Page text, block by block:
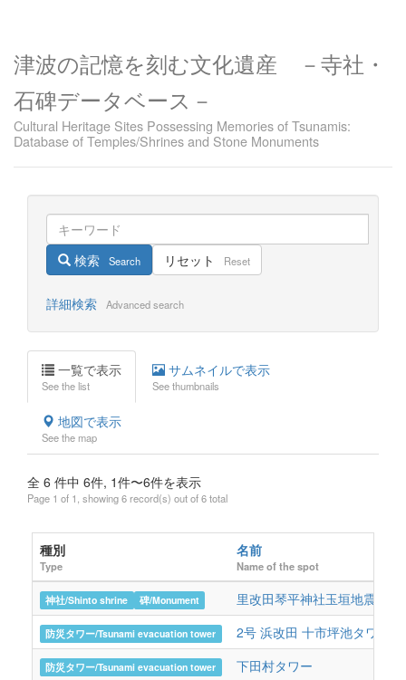
津波の記憶を刻む文化遺産 －寺社・
石碑データベース－
Cultural Heritage Sites Possessing Memories of Tsunamis:
Database of Temples/Shrines and Stone Monuments
検索 Search リセット Reset
詳細検索 Advanced search
一覧で表示
See the list
サムネイルで表示
See thumbnails
地図で表示
See the map
全 6 件中 6件, 1件〜6件を表示
Page 1 of 1, showing 6 record(s) out of 6 total
種別
Type
名前
Name of the spot
神社/Shinto shrine 碑/Monument 里改田琴平神社玉垣地震碑
防災タワー/Tsunami evacuation tower 2号 浜改田 十市坪池タワー
防災タワー/Tsunami evacuation tower 下田村タワー